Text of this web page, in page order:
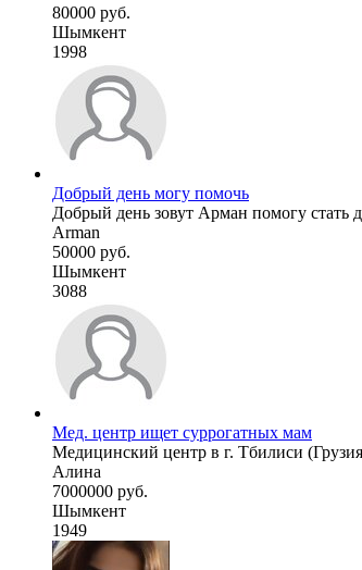
80000 руб.
Шымкент
1998
Добрый день могу помочь
Добрый день зовут Арман помогу
Arman
50000 руб.
Шымкент
3088
Мед. центр ищет суррогатных мам
Медицинский центр в г. Тбилиси
Алина
7000000 руб.
Шымкент
1949